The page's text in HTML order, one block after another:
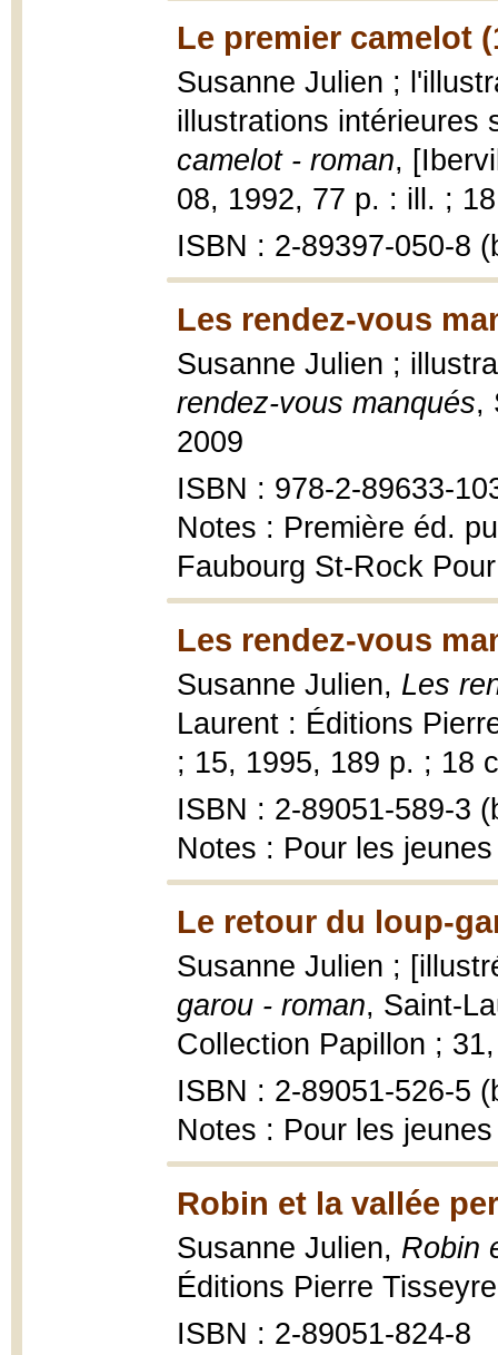
Le premier camelot
Susanne Julien ;
illustrations intérieures
camelot - roman,
08, 1992, 77 p. : ill. ;
ISBN : 2-89397-050-8
Les rendez-vous
Susanne Julien ;
rendez-vous manqués,
2009
ISBN : 978-2-89633-
Notes : Première éd.
Faubourg St-Rock
Les rendez-vous
Susanne Julien, Les
Laurent : Éditions
; 15, 1995, 189 p. ; 18
ISBN : 2-89051-589-3
Notes : Pour les jeunes
Le retour du loup-
Susanne Julien ;
garou - roman, Saint-
Collection Papillon ;
ISBN : 2-89051-526-5
Notes : Pour les jeunes
Robin et la vallée
Susanne Julien, Robin
Éditions Pierre
ISBN : 2-89051-824-8